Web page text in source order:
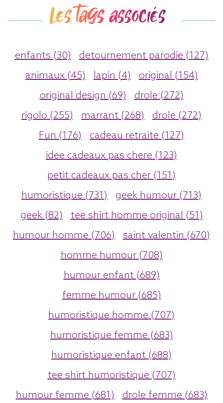
Les tags associés
enfants (30)
detournement parodie (127)
animaux (45)
lapin (4)
original (154)
original design (69)
drole (272)
rigolo (255)
marrant (268)
drole (272)
Fun (176)
cadeau retraite (127)
idee cadeaux pas chere (123)
petit cadeaux pas cher (151)
humoristique (731)
geek humour (713)
geek (82)
tee shirt homme original (51)
humour homme (706)
saint valentin (670)
homme humour (708)
humour enfant (689)
femme humour (685)
humoristique homme (707)
humoristique femme (683)
humoristique enfant (688)
tee shirt humoristique (707)
humour femme (681)
drole femme (683)